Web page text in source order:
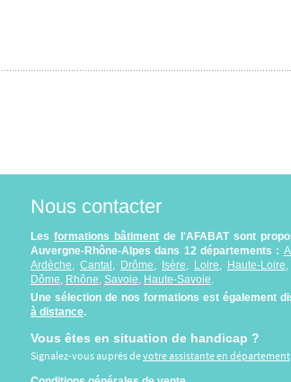
Nous contacter
Les formations bâtimentde l'AFABAT sont
Auvergne-Rhône-Alpes dans 12 départements :
Ardèche
Cantal Drôme Isère Loire Haute-Loire
Dôme Rhône Savoie Haute-Savoie
Une sélection de nos formations est également
à distance.
Vous êtes en situation de handicap ?
Signalez-vous auprès devotre assistante en département.